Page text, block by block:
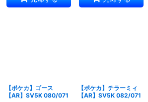
【ポケカ】ゴース
【AR】SV5K 080/071
【ポケカ】チラーミィ
【AR】SV5K 082/071